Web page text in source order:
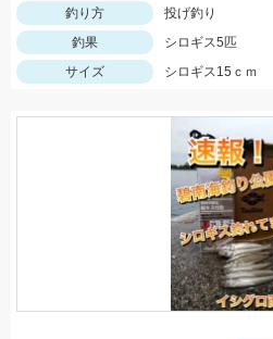
釣り方
投げ釣り
釣果
シロギス5匹
サイズ
シロギス15ｃｍ